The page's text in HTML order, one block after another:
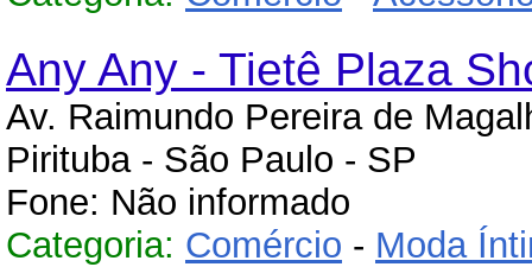
Any Any - Tietê Plaza
Av. Raimundo Pereira de
Pirituba - São Paulo - SP
Fone: Não informado
Categoria: Comércio - Moda